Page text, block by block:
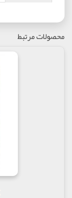
محصولات مرتبط